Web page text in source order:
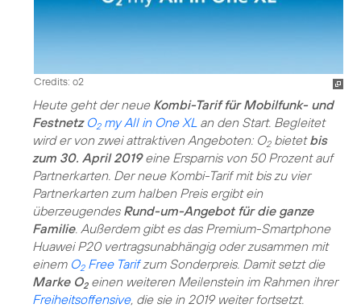
Credits: o2
Heute geht der neue Kombi-Tarif für Mobilfunk- und
Festnetz O2my All in One XL an den Start. Begleitet
wird er von zwei attraktiven Angeboten: O2bietetbis
zum 30. April 2019eine Ersparnis von 50 Prozent auf
Partnerkarten. Der neue Kombi-Tarif mit bis zu vier
Partnerkarten zum halben Preis ergibt ein
überzeugendes Rund-um-Angebot für die ganze
Familie. Außerdem gibt es das Premium-Smartphone
Huawei P20 vertragsunabhängig oder zusammen mit
einem O2Free Tarifzum Sonderpreis. Damit setzt die
Marke O2einen weiteren Meilenstein im Rahmen ihrer
Freiheitsoffensive, die sie in 2019 weiter fortsetzt.